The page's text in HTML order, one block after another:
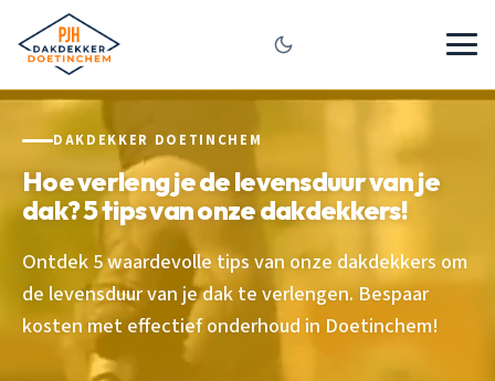
DAKDEKKER DOETINCHEM
Hoe verleng je de levensduur van je
dak? 5 tips van onze dakdekkers!
Ontdek 5 waardevolle tips van onze dakdekkers om
de levensduur van je dak te verlengen. Bespaar
kosten met effectief onderhoud in Doetinchem!